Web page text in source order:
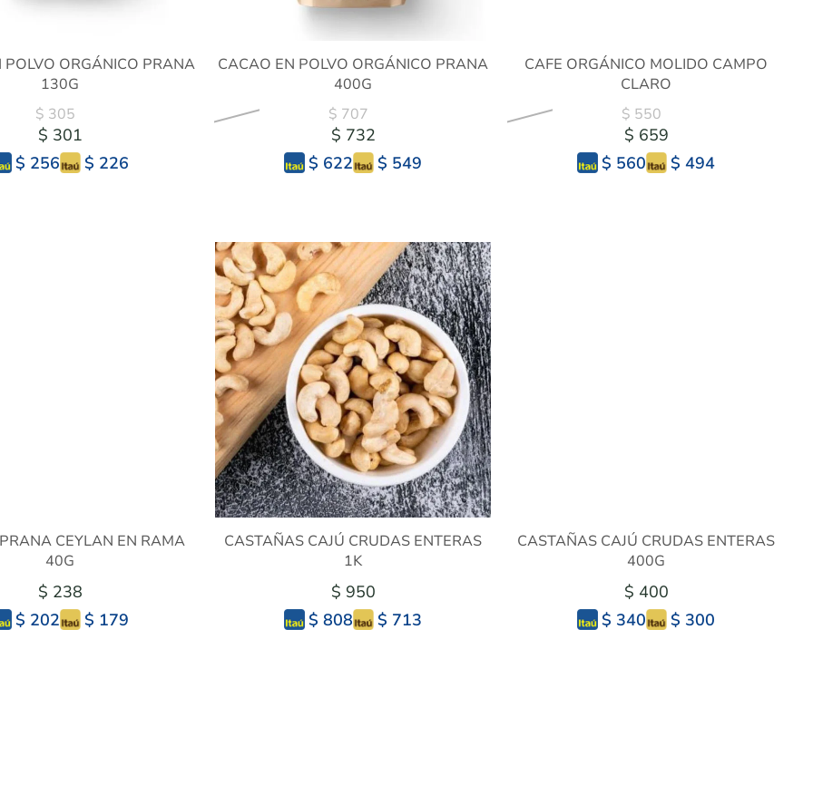
POLVO ORGÁNICO PRANA
130G
$ 305
$ 301
$ 256
$ 226
CACAO EN POLVO ORGÁNICO PRANA
400G
$ 707
$ 732
$ 622
$ 549
CAFE ORGÁNICO MOLIDO CAMPO
CLARO
$ 550
$ 659
$ 560
$ 494
CEYLAN EN RAMA
40G
$ 238
$ 202
$ 179
CASTAÑAS CAJÚ CRUDAS ENTERAS
1K
$ 950
$ 808
$ 713
CASTAÑAS CAJÚ CRUDAS ENTERAS
400G
$ 400
$ 340
$ 300